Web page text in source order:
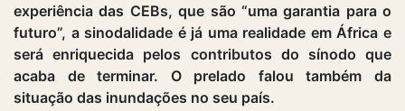
experiência das CEBs, que são “uma garantia para o
futuro”, a sinodalidade é já uma realidade em África e
será enriquecida pelos contributos do sínodo que
acaba de terminar. O prelado falou também da
situação das inundações no seu país.